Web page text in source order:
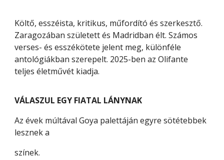
Költő, esszéista, kritikus, műfordító és szerkesztő.
Zaragozában született és Madridban élt. Számos
verses- és esszékötete jelent meg, különféle
antológiákban szerepelt. 2025-ben az Olifante
teljes életművét kiadja.
VÁLASZUL EGY FIATAL LÁNYNAK
Az évek múltával Goya palettáján egyre sötétebbek
lesznek a
színek.